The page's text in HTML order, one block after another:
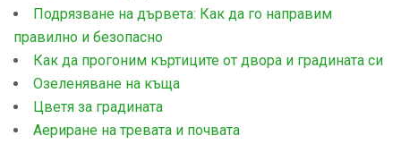
Подрязване на дървета: Как да го направим
правилно и безопасно
Как да прогоним къртиците от двора и градината си
Озеленяване на къща
Цветя за градината
Аериране на тревата и почвата